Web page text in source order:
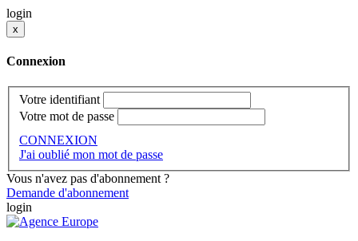
login
x
Connexion
Votre identifiant
Votre mot de passe
CONNEXION
J'ai oublié mon mot de passe
Vous n'avez pas d'abonnement ?
Demande d'abonnement
login